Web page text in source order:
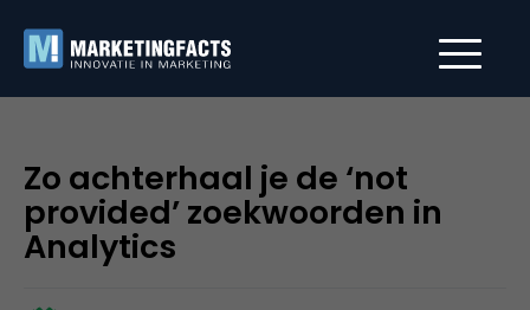
Zo achterhaal je de ‘not
provided’ zoekwoorden in
Analytics